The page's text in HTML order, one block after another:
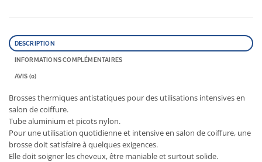
DESCRIPTION
INFORMATIONS COMPLÉMENTAIRES
AVIS (0)
Brosses thermiques antistatiques pour des utilisations intensives en
salon de coiffure.
Tube aluminium et picots nylon.
Pour une utilisation quotidienne et intensive en salon de coiffure, une
brosse doit satisfaire à quelques exigences.
Elle doit soigner les cheveux, être maniable et surtout solide.